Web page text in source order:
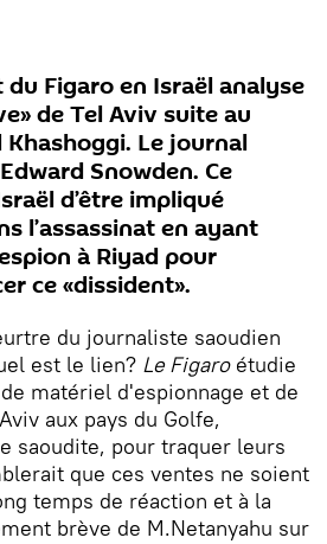
Figaro en Israël analyse
de Tel Aviv suite au
Le journal
Snowden. Ce
d’être impliqué
l’assassinat en ayant
à Riyad pour
ce «dissident».
du journaliste saoudien
est le lien? Le Figaroétudie
matériel d'espionnage et de
aux pays du Golfe,
saoudite, pour traquer leurs
que ces ventes ne soient
temps de réaction et à la
brève de M.Netanyahu sur